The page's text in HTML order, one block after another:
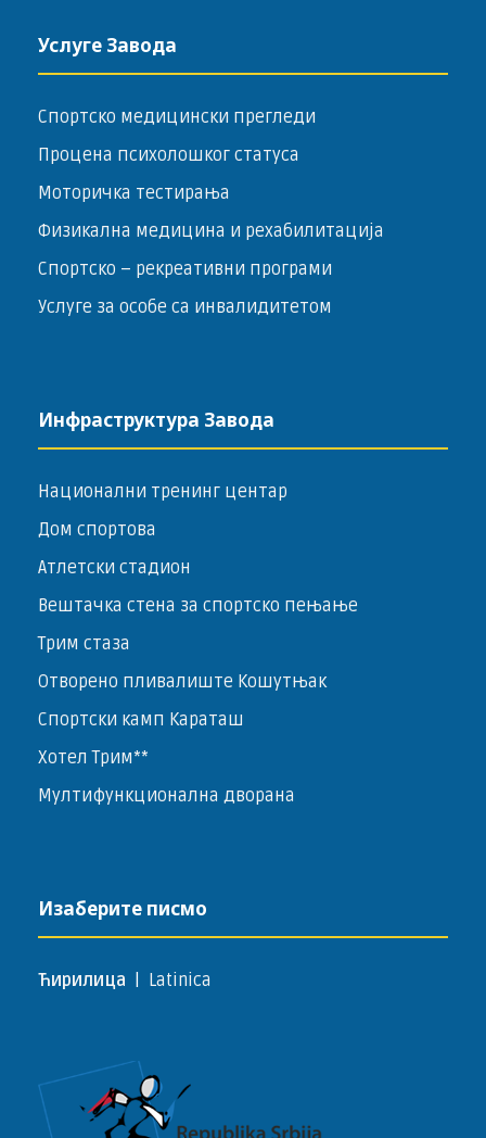
Услуге Завода
Спортско медицински прегледи
Процена психолошког статуса
Моторичка тестирања
Физикална медицина и рехабилитација
Спортско – ­рекреативни програми
Услуге за особе са инвалидитетом
Инфраструктура Завода
Национални тренинг центар
Дом спортова
Атлетски стадион
Вештачка стена за спортско пењање
Трим стаза
Отворено пливалиште Кошутњак
Спортски камп Караташ
Хотел Трим**
Мултифункционална дворана
Изаберите писмо
Ћирилица Latinica